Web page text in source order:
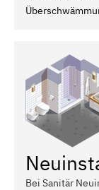
Bei Sanitär